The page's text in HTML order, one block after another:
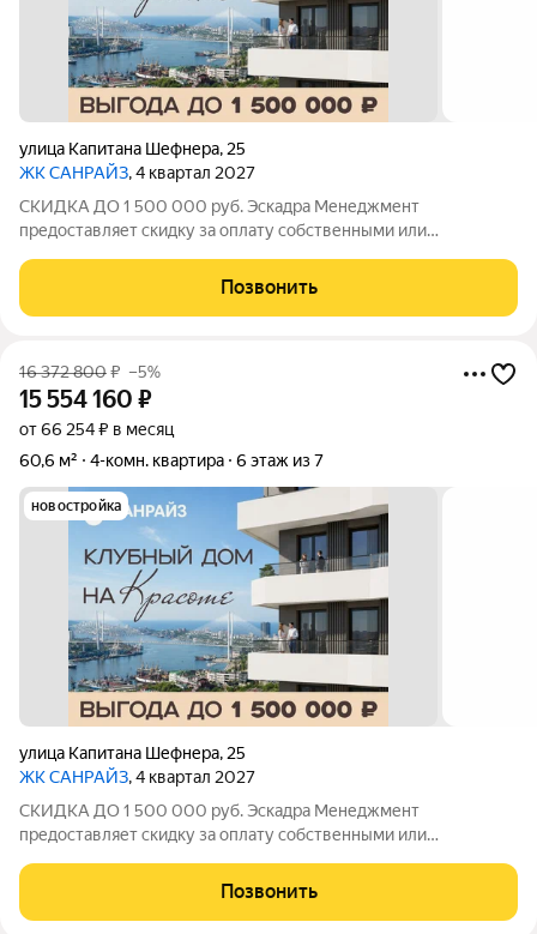
улица Капитана Шефнера, 25
ЖК САНРАЙЗ, 4 квартал 2027
СКИДКА ДО 1 500 000 руб. Эскадра Менеджмент
предоставляет скидку за оплату собственными или
квартиры: - 2% - на квартиры площадью до 55 кв.м. - 5% - на
квартиры площадью от 55 кв.м. Стоимость квартиры
Позвонить
16 372 800₽ –5%
15 554 160 ₽
от 66 254 ₽ в месяц
60,6 м²
4-комн. квартира 6 этаж из 7
новостройка
улица Капитана Шефнера, 25
ЖК САНРАЙЗ, 4 квартал 2027
СКИДКА ДО 1 500 000 руб. Эскадра Менеджмент
предоставляет скидку за оплату собственными или
квартиры: - 2% - на квартиры площадью до 55 кв.м. - 5% - на
квартиры площадью от 55 кв.м. Стоимость квартиры
Позвонить